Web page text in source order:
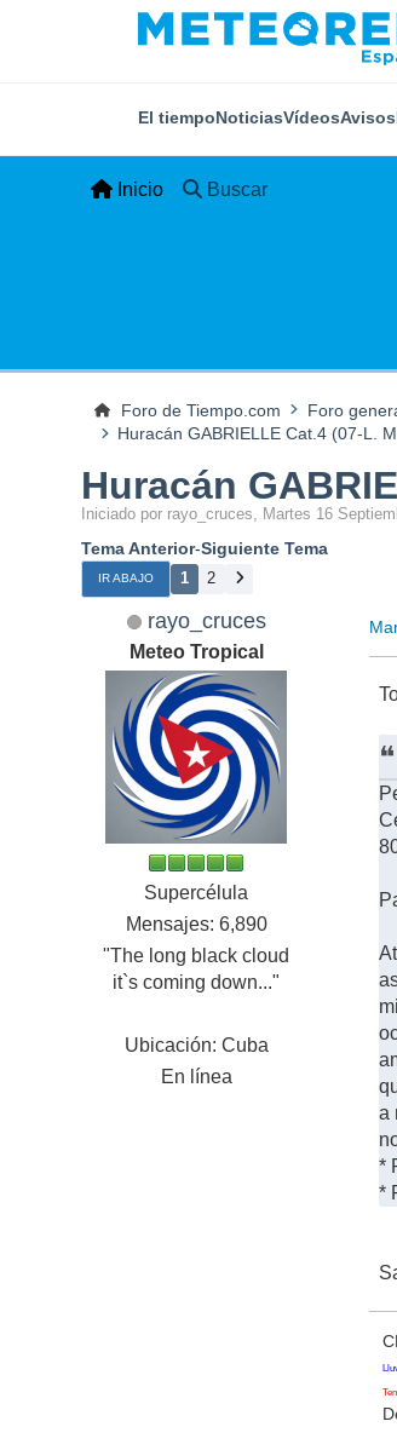
El tiempoNoticiasVídeosAvisos
Inicio Buscar
Foro de Tiempo.com Foro
Huracán GABRIELLE Cat.4 (07-L.
Huracán
Iniciado por rayo_cruces, Martes 16
Tema Anterior-Siguiente Tema
IR ABAJO 1 2
rayo_cruces
Meteo Tropical
Supercélula
Mensajes: 6,890
"The long black cloud
it`s coming down..."
Ubicación: Cuba
En línea
a
*
*